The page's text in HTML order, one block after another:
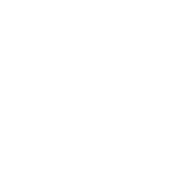
copyright